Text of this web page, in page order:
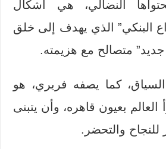
النضالي، هي أشكال
البنكي” الذي يهدف إلى خلق
متصالح مع هزيمته.
كما يصفه فريري، هو
بعيون قاهره، وأن يتبنى
للنجاح والتحضر.